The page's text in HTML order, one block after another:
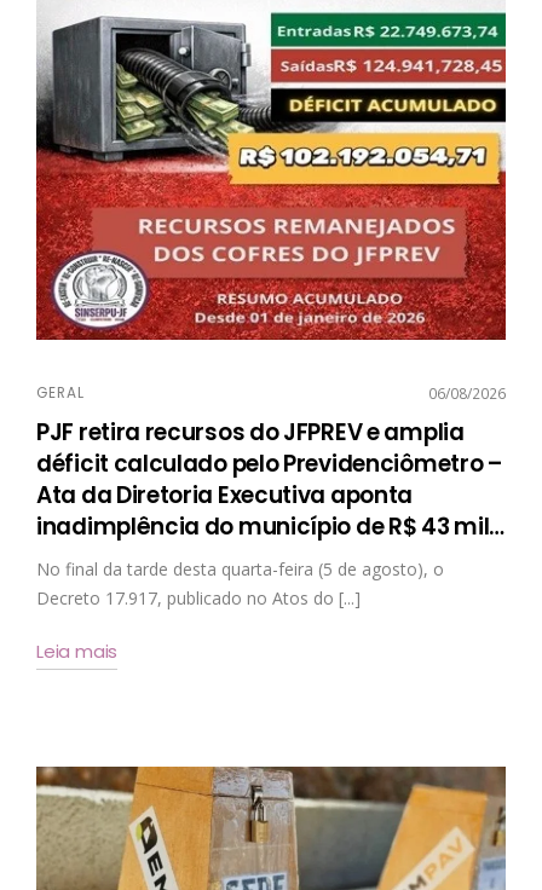
GERAL 06/08/2026
PJF retira recursos do JFPREV e amplia
déficit calculado pelo Previdenciômetro –
Ata da Diretoria Executiva aponta
inadimplência do município de R$ 43 mil…
No final da tarde desta quarta-feira (5 de agosto), o
Decreto 17.917, publicado no Atos do [...]
Leia mais